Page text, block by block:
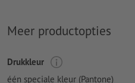
Meer productopties
Drukkleur
één speciale kleur (Pantone)